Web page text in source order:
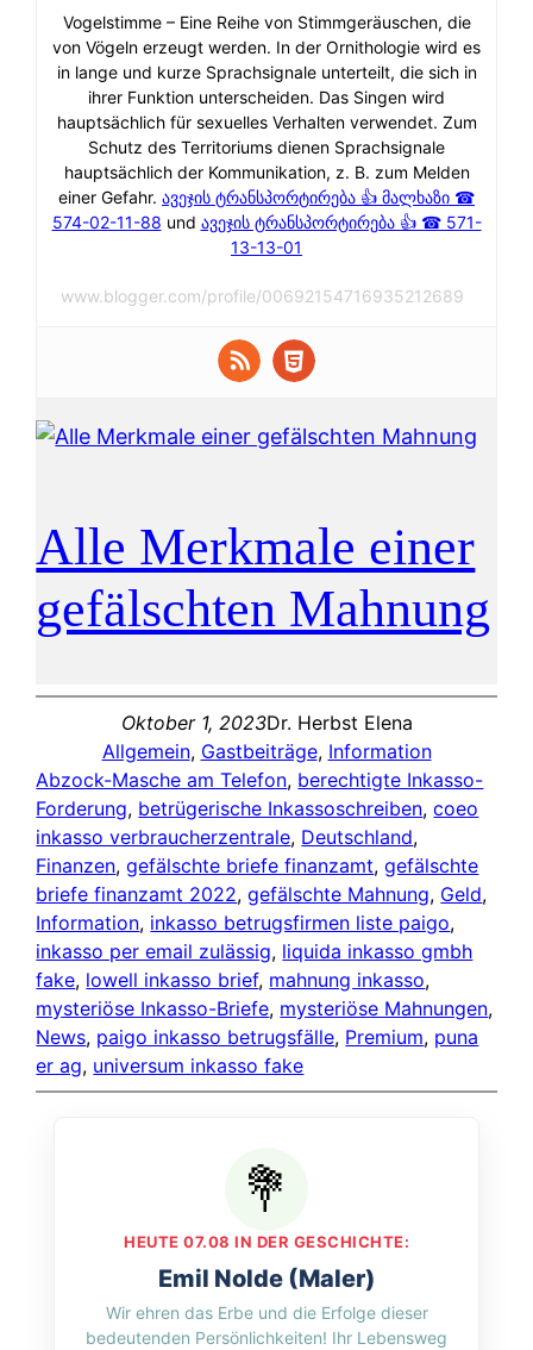
Vogelstimme – Eine Reihe von Stimmgeräuschen, die
von Vögeln erzeugt werden. In der Ornithologie wird es
in lange und kurze Sprachsignale unterteilt, die sich in
ihrer Funktion unterscheiden. Das Singen wird
hauptsächlich für sexuelles Verhalten verwendet. Zum
Schutz des Territoriums dienen Sprachsignale
hauptsächlich der Kommunikation, z. B. zum Melden
einer Gefahr. ავეჯის ტრანსპორტირება 👍 მალხაზი ☎
574-02-11-88 und ავეჯის ტრანსპორტირება 👍 ☎ 571-
13-13-01
www.blogger.com/profile/00692154716935212689
Alle Merkmale einer
gefälschten Mahnung
Oktober 1, 2023Dr. Herbst Elena
Allgemein, Gastbeiträge, Information
Abzock-Masche am Telefon, berechtigte Inkasso-
Forderung, betrügerische Inkassoschreiben, coeo
inkasso verbraucherzentrale, Deutschland
Finanzen, gefälschte briefe finanzamt, gefälschte
briefe finanzamt 2022, gefälschte Mahnung, Geld
Information, inkasso betrugsfirmen liste paigo
inkasso per email zulässig, liquida inkasso gmbh
fake, lowell inkasso brief, mahnung inkasso
mysteriöse Inkasso-Briefe, mysteriöse Mahnungen
News, paigo inkasso betrugsfälle, Premium, puna
er ag, universum inkasso fake
HEUTE 07.08 IN DER GESCHICHTE:
Emil Nolde (Maler)
Wir ehren das Erbe und die Erfolge dieser
bedeutenden Persönlichkeiten! Ihr Lebensweg